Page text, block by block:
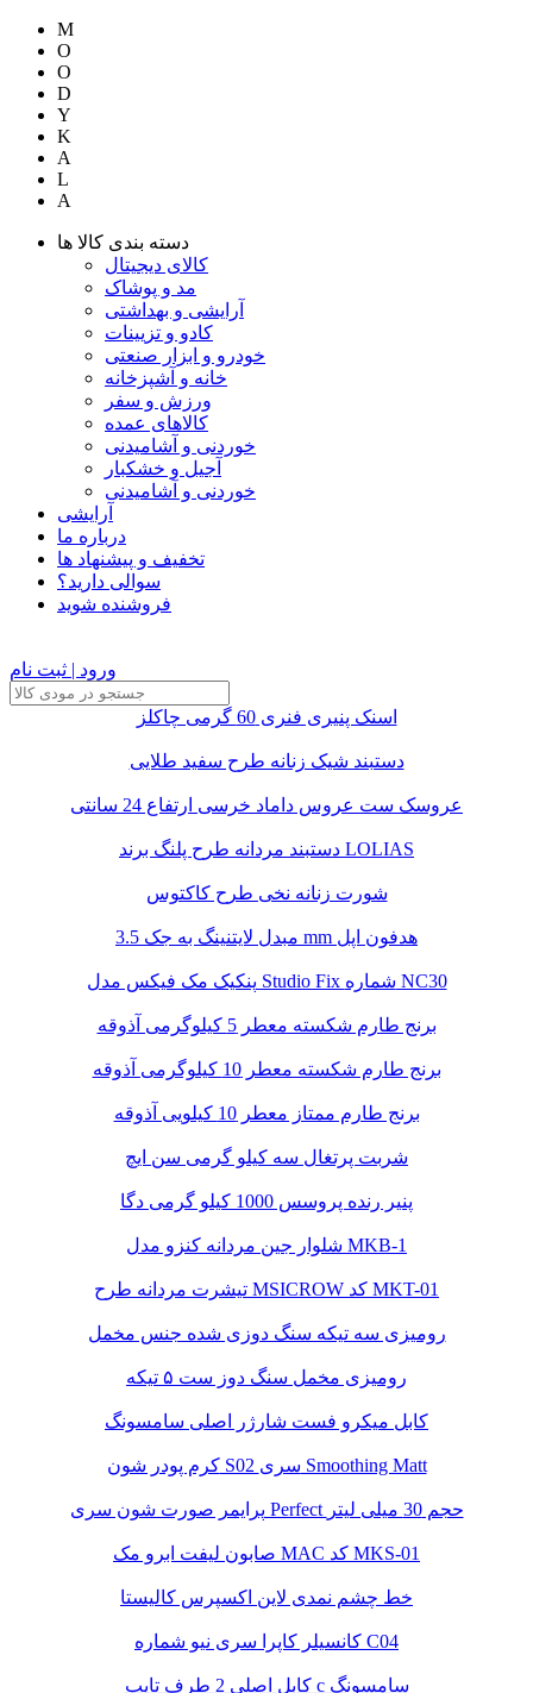
M
O
O
D
Y
K
A
L
A
دسته بندی کالا ها
کالای دیجیتال
مد و پوشاک
آرایشی و بهداشتی
کادو و تزیینات
خودرو و ابزار صنعتی
خانه و آشپزخانه
ورزش و سفر
کالاهای عمده
خوردنی و آشامیدنی
آجیل و خشکبار
خوردنی و آشامیدنی
آرایشی
درباره ما
تخفیف و پیشنهاد ها
سوالی دارید؟
فروشنده شوید
ورود | ثبت نام
اسنک پنیری فنری 60 گرمی چاکلز
دستبند شیک زنانه طرح سفید طلایی
عروسک ست عروس داماد خرسی ارتفاع 24 سانتی
دستبند مردانه طرح پلنگ برند LOLIAS
شورت زنانه نخی طرح کاکتوس
مبدل لایتنینگ به جک 3.5 mm هدفون اپل
پنکیک مک فیکس مدل Studio Fix شماره NC30
برنج طارم شکسته معطر 5 کیلوگرمی آذوقه
برنج طارم شکسته معطر 10 کیلوگرمی آذوقه
برنج طارم ممتاز معطر 10 کیلویی آذوقه
شربت پرتغال سه کیلو گرمی سن ایچ
پنیر رنده پروسس 1000 کیلو گرمی دگا
شلوار جین مردانه کنزو مدل MKB-1
تیشرت مردانه طرح MSICROW کد MKT-01
رومیزی سه تیکه سنگ دوزی شده جنس مخمل
رومیزی مخمل سنگ دوز ست ۵ تیکه
کابل میکرو فست شارژر اصلی سامسونگ
کرم پودر شون S02 سری Smoothing Matt
پرایمر صورت شون سری Perfect حجم 30 میلی لیتر
صابون لیفت ابرو مک MAC کد MKS-01
خط چشم نمدی لاین اکسپرس کالیستا
کانسیلر کاپرا سری نیو شماره C04
کابل اصلی 2 طرف تایپ c سامسونگ